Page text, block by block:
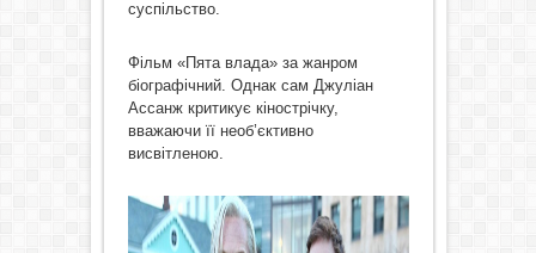
суспільство.
Фільм «Пята влада» за жанром
біографічний. Однак сам Джуліан
Ассанж критикує кінострічку,
вважаючи її необ’єктивно
висвітленою.